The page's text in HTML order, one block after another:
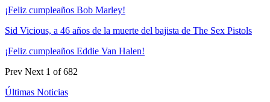
¡Feliz cumpleaños Bob Marley!
Sid Vicious, a 46 años de la muerte del bajista de The Sex Pistols
¡Feliz cumpleaños Eddie Van Halen!
Prev Next 1 of 682
Últimas Noticias